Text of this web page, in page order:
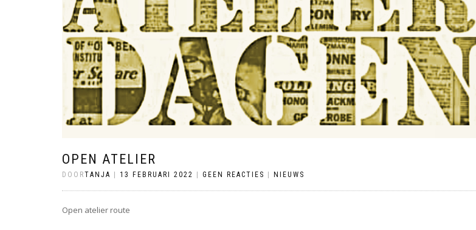
OPEN ATELIER
DOORTANJA 13 FEBRUARI 2022 GEEN REACTIES NIEUWS
Open atelier route